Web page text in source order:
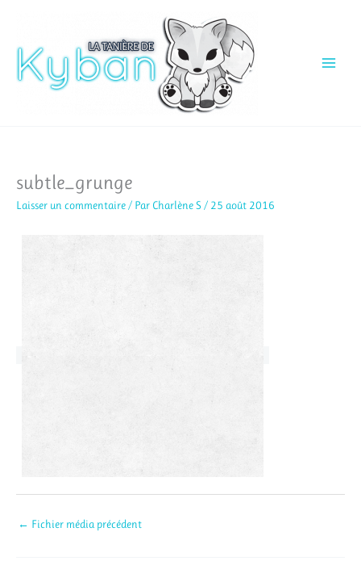
contenu
subtle_grunge
Laisser un commentaire / Par Charlène S / 25 août 2016
← Fichier média précédent